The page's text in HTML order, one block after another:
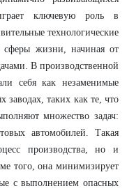
ключевую роль в
технологические
сферы жизни, начиная от
В производственной
себя как незаменимые
таких как те, что
множество задач:
автомобилей. Такая
производства, но и
того, она минимизирует
с выполнением опасных